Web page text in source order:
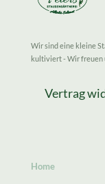
Wir sind eine kleine
kultiviert - Wir freuen
Vertrag
Home